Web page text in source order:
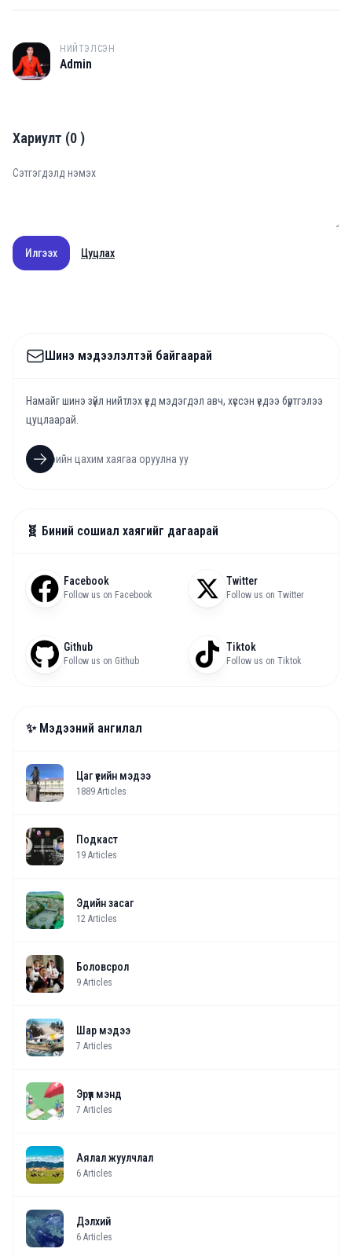
A
НИЙТЭЛСЭН
Admin
Хариулт (0)
Илгээх Цуцлах
Шинэ мэдээлэлтэй байгаарай
Намайг шинэ зүйл нийтлэх үед мэдэгдэл авч, хүссэн үедээ бүртгэлээ
цуцлаарай.
🧬 Биний сошиал хаягийг дагаарай
Facebook
Follow us on Facebook
Twitter
Follow us on Twitter
Github
Follow us on Github
Tiktok
Follow us on Tiktok
✨ Мэдээний ангилал
Цаг үеийн мэдээ
1889 Articles
Подкаст
19 Articles
Эдийн засаг
12 Articles
Боловсрол
9 Articles
Шар мэдээ
7 Articles
Эрүүл мэнд
7 Articles
Аялал жуулчлал
6 Articles
Дэлхий
6 Articles